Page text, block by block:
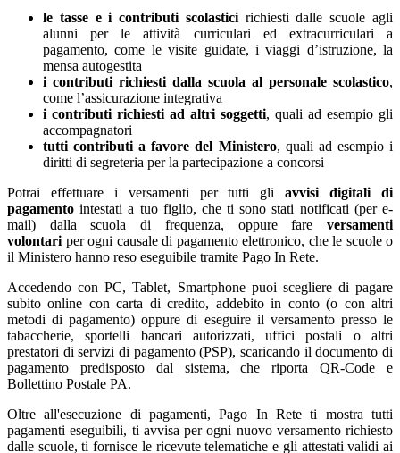
le tasse e i contributi scolastici richiesti dalle scuole agli
alunni per le attività curriculari ed extracurriculari a
pagamento, come le visite guidate, i viaggi d’istruzione, la
mensa autogestita
i contributi richiesti dalla scuola al personale scolastico,
come l’assicurazione integrativa
i contributi richiesti ad altri soggetti, quali ad esempio gli
accompagnatori
tutti contributi a favore del Ministero, quali ad esempio i
diritti di segreteria per la partecipazione a concorsi
Potrai effettuare i versamenti per tutti gli
avvisi digitali di
pagamento intestati a tuo figlio, che ti sono stati notificati (per e-
mail) dalla scuola di frequenza, oppure fare
versamenti
volontari per ogni causale di pagamento elettronico, che le scuole o
il Ministero hanno reso eseguibile tramite Pago In Rete.
Accedendo con PC, Tablet, Smartphone puoi scegliere di pagare
subito online con carta di credito, addebito in conto (o con altri
metodi di pagamento) oppure di eseguire il versamento presso le
tabaccherie, sportelli bancari autorizzati, uffici postali o altri
prestatori di servizi di pagamento (PSP), scaricando il documento di
pagamento predisposto dal sistema, che riporta QR-Code e
Bollettino Postale PA.
Oltre all'esecuzione di pagamenti, Pago In Rete ti mostra tutti
pagamenti eseguibili, ti avvisa per ogni nuovo versamento richiesto
dalle scuole, ti fornisce le ricevute telematiche e gli attestati validi ai